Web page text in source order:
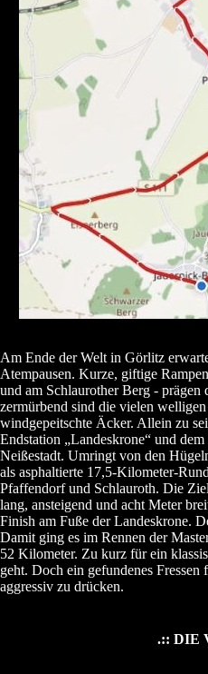
Am Ende der Welt in Görlitz
Atempausen. Kurze, giftige
und am Schlaurother Berg - prägen
zermürbend sind die vielen
windgepeitschte Äcker. Allein zu
Endstation „Landeskrone“ und
Neißestadt. Umringt von den
als asphaltierte 17,5-Kilometer-
Pfaffendorf und Schlauroth. Die
lang, ansteigend und acht Meter
Finish am Fuße der Landeskrone.
Damit ging es im Rennen der
52 Kilometer. Zu kurz für ein
geht. Doch ein gefundenes
aggressiv zu drücken.
.:: DIE